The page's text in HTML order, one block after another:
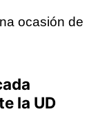
ocasión de